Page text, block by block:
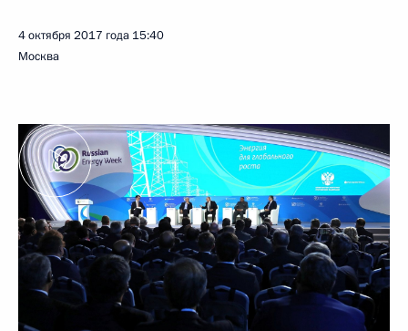
4 октября 2017 года 15:40
Москва